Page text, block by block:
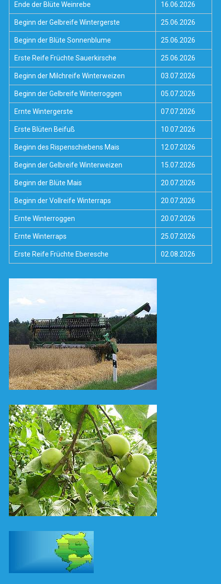
Ende der Blüte Weinrebe 16.06.2026
Beginn der Gelbreife Wintergerste 25.06.2026
Beginn der Blüte Sonnenblume 25.06.2026
Erste Reife Früchte Sauerkirsche 25.06.2026
Beginn der Milchreife Winterweizen 03.07.2026
Beginn der Gelbreife Winterroggen 05.07.2026
Ernte Wintergerste 07.07.2026
Erste Blüten Beifuß 10.07.2026
Beginn des Rispenschiebens Mais 12.07.2026
Beginn der Gelbreife Winterweizen 15.07.2026
Beginn der Blüte Mais 20.07.2026
Beginn der Vollreife Winterraps 20.07.2026
Ernte Winterroggen 20.07.2026
Ernte Winterraps 25.07.2026
Erste Reife Früchte Eberesche 02.08.2026